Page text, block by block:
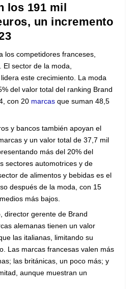
los 191 mil
un incremento
los competidores franceses,
sector de la moda,
este crecimiento. La moda
del valor total del ranking Brand
con 20 marcas que suman 48,5
y bancos también apoyan el
y un valor total de 37,7 mil
más del 20% del
sectores automotrices y de
de alimentos y bebidas es el
después de la moda, con 15
más bajos.
director gerente de Brand
alemanas tienen un valor
las italianas, limitando su
Las marcas francesas valen más
las británicas, un poco más; y
aunque muestran un